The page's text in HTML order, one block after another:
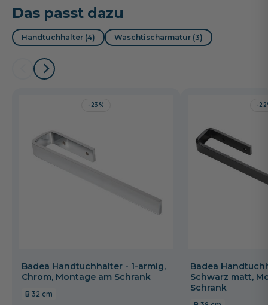
Das passt dazu
Handtuchhalter (4) Waschtischarmatur (3)
-23%
Badea Handtuchhalter - 1-armig,
Chrom, Montage am Schrank
32 cm
-
Badea
Schwarz matt,
Schrank